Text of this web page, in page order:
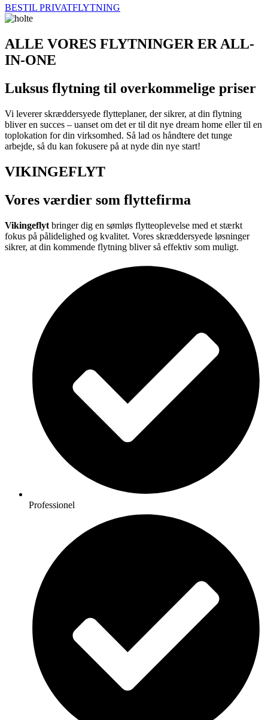
BESTIL PRIVATFLYTNING
ALLE VORES FLYTNINGER ER ALL-
IN-ONE
Luksus flytning til overkommelige priser
Vi leverer skræddersyede flytteplaner, der sikrer, at din flytning
bliver en succes – uanset om det er til dit nye dream home eller til en
toplokation for din virksomhed. Så lad os håndtere det tunge
arbejde, så du kan fokusere på at nyde din nye start!
VIKINGEFLYT
Vores værdier som flyttefirma
Vikingeflyt bringer dig en sømløs flytteoplevelse med et stærkt
fokus på pålidelighed og kvalitet. Vores skræddersyede løsninger
sikrer, at din kommende flytning bliver så effektiv som muligt.
Professionel